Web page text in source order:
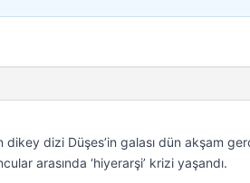
dizi Düşes’in galası dün akşam
arasında ‘hiyerarşi’ krizi yaşandı.